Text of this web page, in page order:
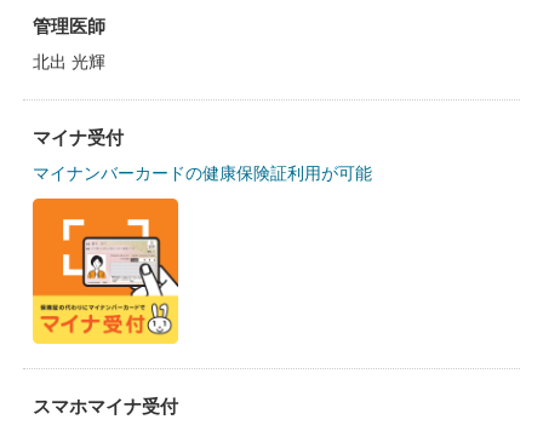
管理医師
北出 光輝
マイナ受付
マイナンバーカードの健康保険証利用が可能
スマホマイナ受付